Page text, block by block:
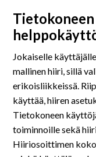
Jokaiselle
mallinen hiiri, sillä
erikoisliikkeissä.
käyttää, hiiren
Tietokoneen
toiminnoille sekä
Hiiriosoittimen koko